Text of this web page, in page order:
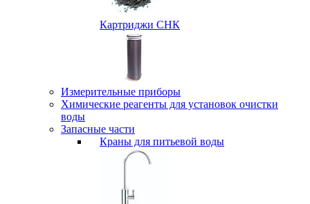
Картриджи СНК
Измерительные приборы
Химические реагенты для установок очистки
воды
Запасные части
Краны для питьевой воды